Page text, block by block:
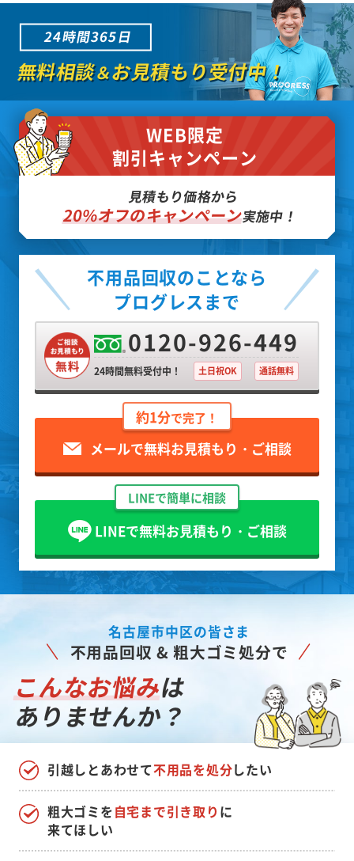
24時間365日
無料相談＆お見積もり受付中！
WEB限定
割引キャンペーン
見積もり価格から
20%オフのキャンペーン実施中！
不用品回収のことなら
プログレスまで
0120-926-449
24時間無料受付中！ 土日祝OK 通話無料
約1分で完了！
メールで無料お見積もり・ご相談
LINEで簡単に相談
LINEで無料お見積もり・ご相談
名古屋市中区の皆さま
不用品回収 & 粗大ゴミ処分で
こんなお悩みは
ありませんか？
引越しとあわせて不用品を処分したい
粗大ゴミを自宅まで引き取り に
来てほしい